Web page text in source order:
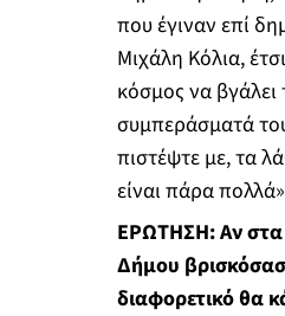
που έγιναν επί
Μιχάλη Κόλια,
κόσμος να βγάλει
συμπεράσματά
πιστέψτε με, τα
είναι πάρα
ΕΡΩΤΗΣΗ: Αν στα
Δήμου
διαφορετικό θα